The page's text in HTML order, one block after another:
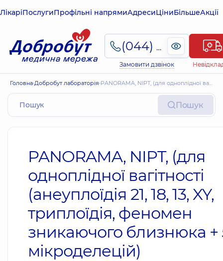
ЛікаріПослугиПрофільні напрямиАдресиЦіниБільшеАкції
(044) 495-2-888
Замовити дзвінок
Головна Добробут лабораторія PANORAMA, NIPT, (для одноплідної вагітності (анеуплоїдія 21, 18, 13, XY, триплоїдія, феномен зникаючого близнюка + 5 мікроделецій)
Пошук
PANORAMA, NIPT, (для
одноплідної вагітності
(анеуплоїдія 21, 18, 13, XY,
триплоїдія, феномен
зникаючого близнюка +
мікроделецій)